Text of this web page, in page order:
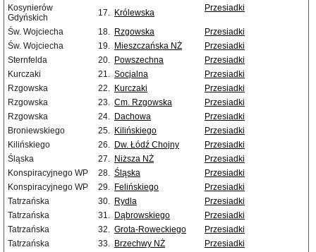
Kosynierów
Gdyńskich
17. Królewska Przesiadki
Św. Wojciecha 18. Rzgowska
Przesiadki
Św. Wojciecha
19. Mieszczańska NŻ
Przesiadki
Sternfelda
20. Powszechna
Przesiadki
Kurczaki
21. Socjalna
Przesiadki
Rzgowska
22. Kurczaki
Przesiadki
Rzgowska
23. Cm. Rzgowska
Przesiadki
Rzgowska
24. Dachowa
Przesiadki
Broniewskiego
25. Kilińskiego
Przesiadki
Kilińskiego
26. Dw. Łódź Chojny
Przesiadki
Śląska
27. Niższa NŻ
Przesiadki
Konspiracyjnego WP
28. Śląska
Przesiadki
Konspiracyjnego WP
29. Felińskiego
Przesiadki
Tatrzańska
30. Rydla
Przesiadki
Tatrzańska
31. Dąbrowskiego
Przesiadki
Tatrzańska
32. Grota-Roweckiego
Przesiadki
Tatrzańska
33. Brzechwy NŻ
Przesiadki